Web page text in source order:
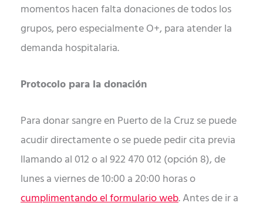
momentos hacen falta donaciones de todos los
grupos, pero especialmente O+, para atender la
demanda hospitalaria.
Protocolo para la donación
Para donar sangre en Puerto de la Cruz se puede
acudir directamente o se puede pedir cita previa
llamando al 012 o al 922 470 012 (opción 8), de
lunes a viernes de 10:00 a 20:00 horas o
cumplimentando el formulario web. Antes de ir a